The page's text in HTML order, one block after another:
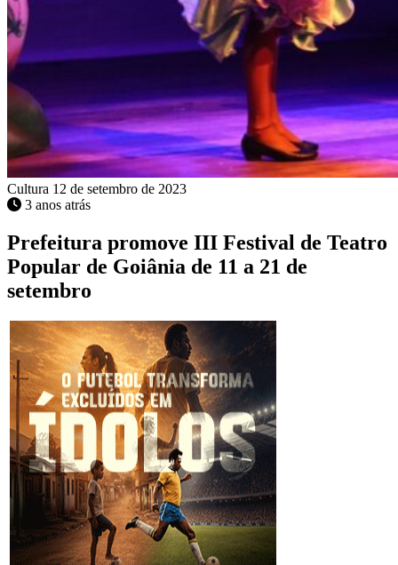
Cultura 12 de setembro de 2023
3 anos atrás
Prefeitura promove III Festival de Teatro
Popular de Goiânia de 11 a 21 de
setembro